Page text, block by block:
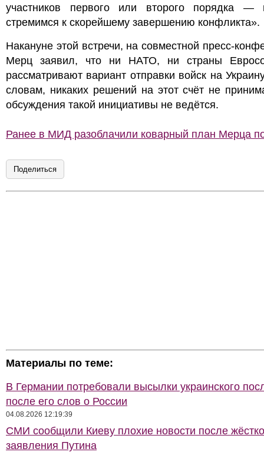
участников первого или второго порядка
стремимся к скорейшему завершению конфликта».
Накануне этой встречи, на совместной пресс-
Мерц заявил, что ни НАТО, ни страны
рассматривают вариант отправки войск на
словам, никаких решений на этот счёт не
обсуждения такой инициативы не ведётся.
Ранее в МИД разоблачили коварный план Мерца
Поделиться
Материалы по теме:
В Германии потребовали высылки украинского
после его слов о России
04.08.2026 12:19:39
СМИ сообщили Киеву плохие новости после
заявления Путина